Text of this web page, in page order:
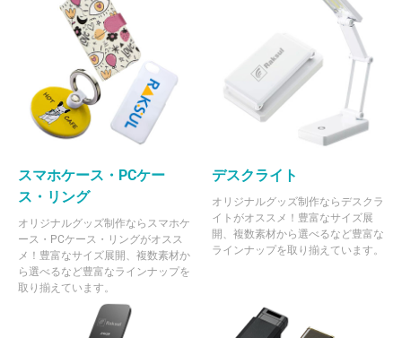
スマホケース・PCケー
ス・リング
オリジナルグッズ制作ならスマホケ
ース・PCケース・リングがオスス
メ！豊富なサイズ展開、複数素材か
ら選べるなど豊富なラインナップを
取り揃えています。
デスクライト
オリジナルグッズ制作ならデスクラ
イトがオススメ！豊富なサイズ展
開、複数素材から選べるなど豊富な
ラインナップを取り揃えています。